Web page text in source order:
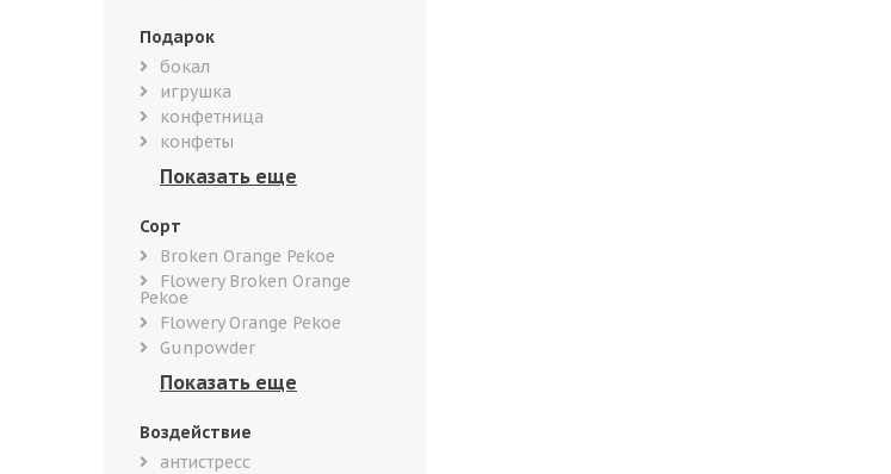
Подарок
бокал
игрушка
конфетница
конфеты
Сорт
Broken Orange Pekoe
Flowery Broken Orange
Pekoe
Flowery Orange Pekoe
Gunpowder
Воздействие
антистресс